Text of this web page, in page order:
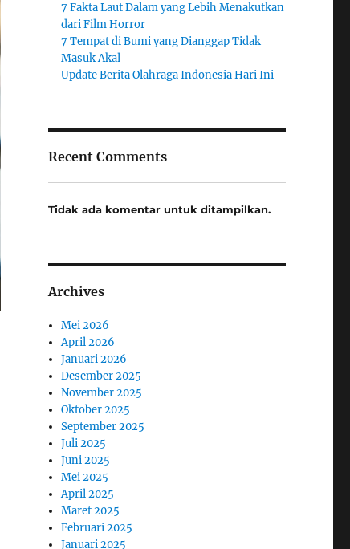
7 Fakta Laut Dalam yang Lebih Menakutkan
dari Film Horror
7 Tempat di Bumi yang Dianggap Tidak
Masuk Akal
Update Berita Olahraga Indonesia Hari Ini
Recent Comments
Tidak ada komentar untuk ditampilkan.
Archives
Mei 2026
April 2026
Januari 2026
Desember 2025
November 2025
Oktober 2025
September 2025
Juli 2025
Juni 2025
Mei 2025
April 2025
Maret 2025
Februari 2025
Januari 2025